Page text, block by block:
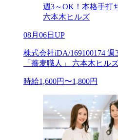
週3～OK！本格手打
六本木ヒルズ
08月06日UP
株式会社iDA/169100174
「蕎麦職人」 六本木ヒルズ
時給1,600円〜1,800円